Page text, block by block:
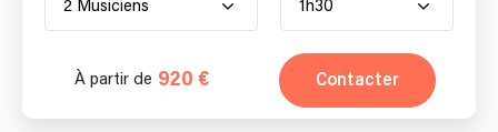
2 Musiciens 1h30
À partir de 920 € Contacter